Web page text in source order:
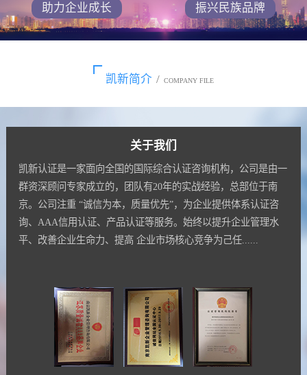
助力企业成长 振兴民族品牌
凯新简介 / COMPANY FILE
关于我们
凯新认证是一家面向全国的国际综合认证咨询机构，公司是由一
群资深顾问专家成立的，团队有20年的实战经验，总部位于南
京。公司注重 “诚信为本，质量优先”，为企业提供体系认证咨
询、AAA信用认证、产品认证等服务。始终以提升企业管理水
平、改善企业生命力、提高 企业市场核心竞争为己任......